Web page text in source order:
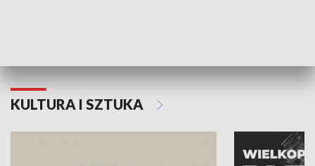
KULTURA I SZTUKA